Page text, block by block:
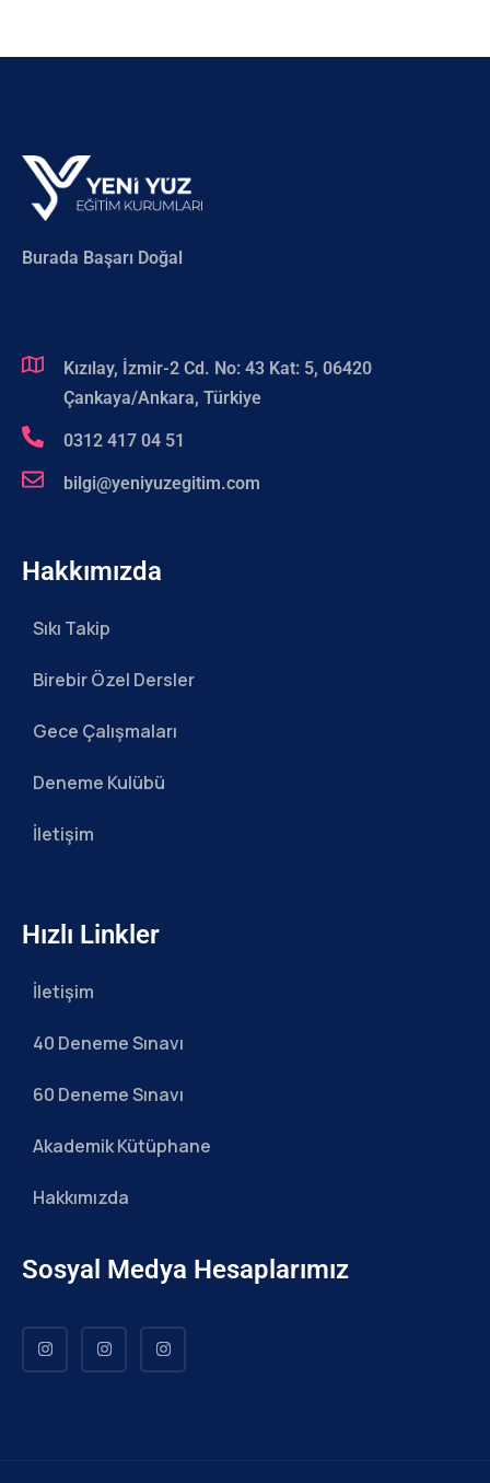
Burada Başarı Doğal
Kızılay, İzmir-2 Cd. No: 43 Kat: 5, 06420
Çankaya/Ankara, Türkiye
0312 417 04 51
bilgi@yeniyuzegitim.com
Hakkımızda
Sıkı Takip
Birebir Özel Dersler
Gece Çalışmaları
Deneme Kulübü
İletişim
Hızlı Linkler
İletişim
40 Deneme Sınavı
60 Deneme Sınavı
Akademik Kütüphane
Hakkımızda
Sosyal Medya Hesaplarımız